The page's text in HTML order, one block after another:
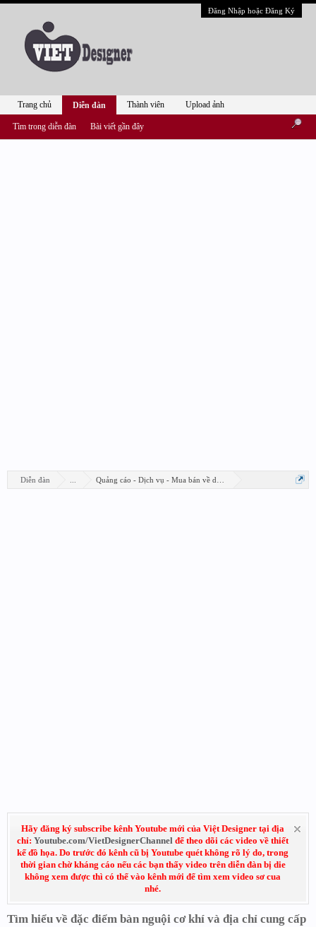
Đăng Nhập hoặc Đăng Ký
Diễn đàn Quảng cáo - Dịch vụ - Mua bán về design
Hãy đăng ký subscribe kênh Youtube mới của Việt Designer tại địa
chỉ: Youtube.com/VietDesignerChannel để theo dõi các video về thiết
kế đồ họa. Do trước đó kênh cũ bị Youtube quét không rõ lý do, trong
thời gian chờ kháng cáo nếu các bạn thấy video trên diễn đàn bị die
không xem được thì có thể vào kênh mới để tìm xem video sơ cua
nhé.
Tìm hiểu về đặc điểm bàn nguội cơ khí và địa chỉ cung cấp
Trang chủ Diễn đàn
Tìm trong diễn đàn Bài viết gần đây
Thành viên Upload ảnh